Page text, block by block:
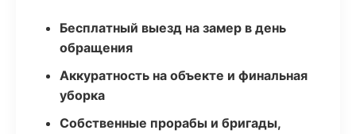
Бесплатный выезд на замер в день
обращения
Аккуратность на объекте и финальная
уборка
Собственные прорабы и бригады,